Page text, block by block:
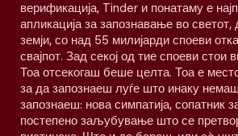
верификација, Tinder и понатаму е
апликација за запознавање во светот,
земји, со над 55 милијарди споеви
свајпот. Зад секој од тие споеви стои
Тоа отсекогаш беше целта. Тоа е
за да запознаеш луѓе што инаку
запознаеш: нова симпатија, сопатник
постепено заљубување што се